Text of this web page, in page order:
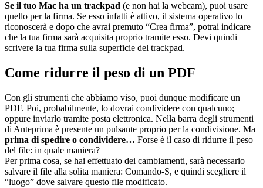
Se il tuo Mac ha un trackpad (e non hai la webcam), puoi usare
quello per la firma. Se esso infatti è attivo, il sistema operativo lo
riconoscerà e dopo che avrai premuto “Crea firma”, potrai indicare
che la tua firma sarà acquisita proprio tramite esso. Devi quindi
scrivere la tua firma sulla superficie del trackpad.
Come ridurre il peso di un PDF
Con gli strumenti che abbiamo viso, puoi dunque modificare un
PDF. Poi, probabilmente, lo dovrai condividere con qualcuno;
oppure inviarlo tramite posta elettronica. Nella barra degli strumenti
di Anteprima è presente un pulsante proprio per la condivisione. Ma
prima di spedire o condividere… Forse è il caso di ridurre il peso
del file: in quale maniera?
Per prima cosa, se hai effettuato dei cambiamenti, sarà necessario
salvare il file alla solita maniera: Comando-S, e quindi scegliere il
“luogo” dove salvare questo file modificato.